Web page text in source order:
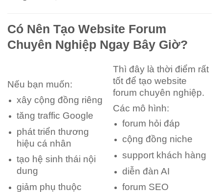
Có Nên Tạo Website Forum
Chuyên Nghiệp Ngay Bây Giờ?
Nếu bạn muốn:
xây cộng đồng riêng
tăng traffic Google
phát triển thương
hiệu cá nhân
tạo hệ sinh thái nội
dung
giảm phụ thuộc
Thì đây là thời điểm rất
tốt để tạo website
forum chuyên nghiệp.
Các mô hình:
forum hỏi đáp
cộng đồng niche
support khách hàng
diễn đàn AI
forum SEO